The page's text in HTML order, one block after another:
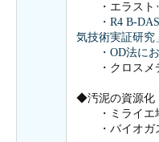
・エラスト
・R4 B-
気技術実証研究
・OD法に
・クロスメ
◆汚泥の資源化
・ミライエ
・バイオガ